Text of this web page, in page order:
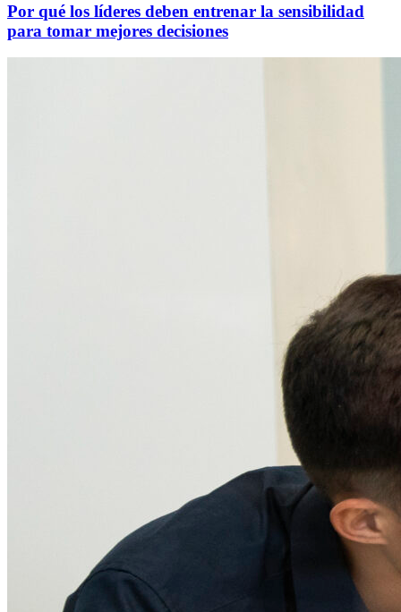
Por qué los líderes deben entrenar la sensibilidad
para tomar mejores decisiones